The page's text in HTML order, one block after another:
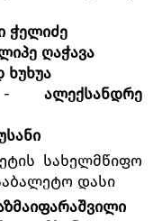
ჭელიძე
ღაჭავა
ხუხუა
- ალექსანდრე
სახელმწიფო
დასი